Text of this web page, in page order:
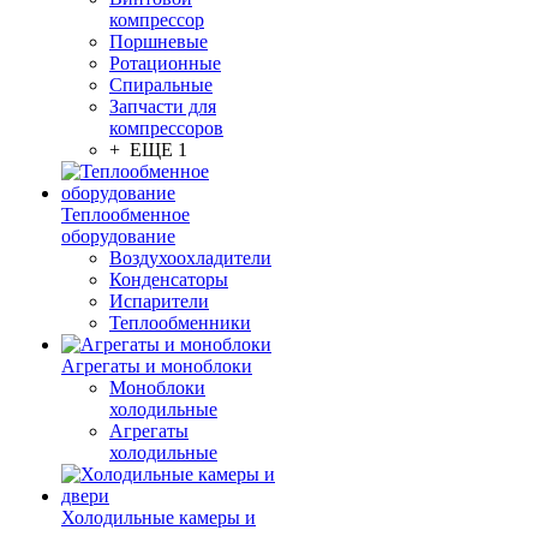
компрессор
Поршневые
Ротационные
Спиральные
Запчасти для
компрессоров
+ ЕЩЕ 1
Теплообменное
оборудование
Воздухоохладители
Конденсаторы
Испарители
Теплообменники
Агрегаты и моноблоки
Моноблоки
холодильные
Агрегаты
холодильные
Холодильные камеры и